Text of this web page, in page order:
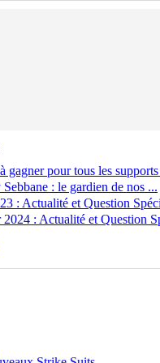
gagner pour tous les
: le gardien de nos ...
: Actualité et Question
: Actualité et Question